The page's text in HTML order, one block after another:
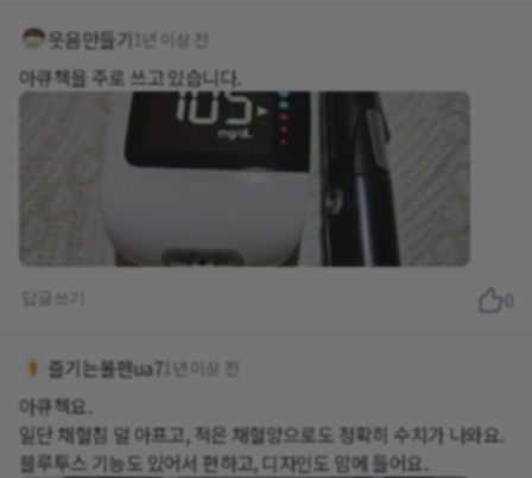
웃음만들기 1년 이상 전
아큐첵을 주로 쓰고 있습니다.
답글쓰기
즐기는볼펜ua71년 이상 전
아큐첵요.
일단 채혈침 덜 아프고, 적은 채혈양으로도 정확히 수치가 나와요.
블루투스 기능도 있어서 편하고, 디자인도 맘에 들어요.